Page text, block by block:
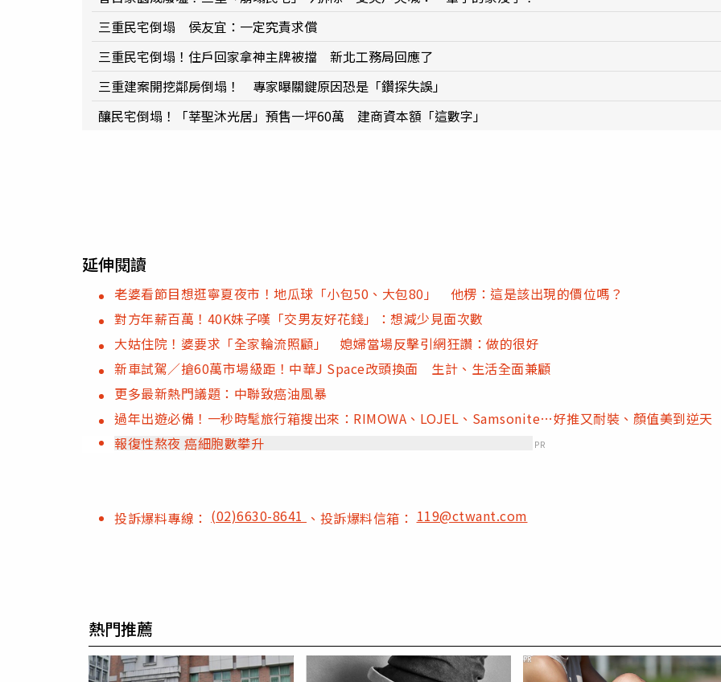
三重民宅倒塌 侯友宜：一定究責求償
三重民宅倒塌！住戶回家拿神主牌被擋 新北工務局回應了
三重建案開挖鄰房倒塌！ 專家曝關鍵原因恐是「鑽探失誤」
釀民宅倒塌！「莘聖沐光居」預售一坪60萬 建商資本額「這數字」
延伸閱讀
老婆看節目想逛寧夏夜市！地瓜球「小包50、大包80」 他楞：這是該出現的價位嗎？
對方年薪百萬！40K妹子嘆「交男友好花錢」：想減少見面次數
大姑住院！婆要求「全家輪流照顧」 媳婦當場反擊引網狂讚：做的很好
新車試駕／搶60萬市場級距！中華J Space改頭換面 生計、生活全面兼顧
更多最新熱門議題：中聯致癌油風暴
過年出遊必備！一秒時髦旅行箱搜出來：RIMOWA、LOJEL、Samsonite…好推又耐裝、顏值美到逆天
報復性熬夜 癌細胞數攀升
PR
投訴爆料專線： (02)6630-8641 、投訴爆料信箱：119@ctwant.com
熱門推薦
PR